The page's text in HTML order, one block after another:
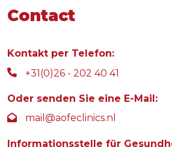
Contact
Kontakt per Telefon:
+31(0)26 - 202 40 41
Oder senden Sie eine E-Mail:
mail@aofeclinics.nl
Informationsstelle für